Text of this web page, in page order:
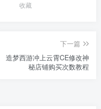
收藏
下一篇
造梦西游冲上云霄CE修改神
秘店铺购买次数教程